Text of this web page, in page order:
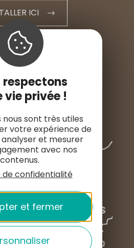
ICI
PRO
respectons
vie privée !
nous sont très utiles
votre expérience de
et mesurer
avec nos
contenus.
de confidentialité
et fermer